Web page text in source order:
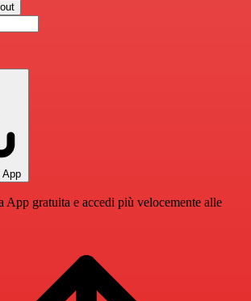
App
App gratuita e accedi più velocemente alle